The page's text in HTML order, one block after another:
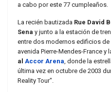
a cabo por este 77 cumpleaños.
La recién bautizada Rue David
Sena y junto a la estación de
entre dos modernos edificios
avenida Pierre-Mendes-France y
al Accor Arena, donde la
última vez en octubre de 2003
Reality Tour".